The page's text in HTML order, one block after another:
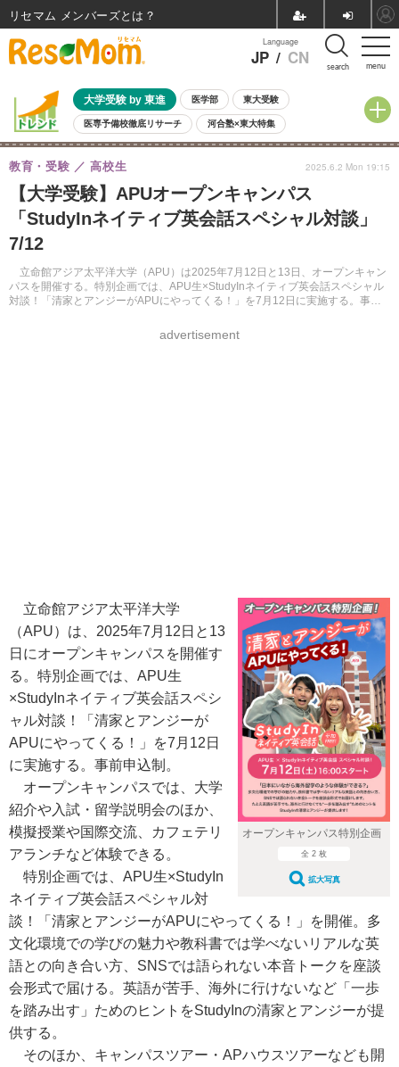
menu
Language
JP / CN search
大学受験 by 東進 医学部 東大受験
医専予備校徹底リサーチ 河合塾×東大特集
親子で考える大学選び 高校受験 中学受験 小学校受験
共通テスト 夏休み
8月開催イベント・WS 全国公立高校 過去問 人気記事
自由研究教材（小学生向け） 自由研究教材（中学生向け） ランキング
【大学受験】APUオープンキャンパス
「StudyInネイティブ英会話スペシャル対談」
7/12
立命館アジア太平洋大学（APU）は2025年7月12日と13日、オープンキャン
パスを開催する。特別企画では、APU生×StudyInネイティブ英会話スペシャル
対談！「清家とアンジーがAPUにやってくる！」を7月12日に実施する。事前
教育・受験 高校生
advertisement
2025.6.2 Mon 19:15
オープンキャンパス特別企画
全 2 枚
拡大写真
立命館アジア太平洋大学
（APU）は、2025年7月12日と13
日にオープンキャンパスを開催す
る。特別企画では、APU生
×StudyInネイティブ英会話スペシ
ャル対談！「清家とアンジーが
APUにやってくる！」を7月12日
に実施する。事前申込制。
オープンキャンパスでは、大学
紹介や入試・留学説明会のほか、
模擬授業や国際交流、カフェテリ
アランチなど体験できる。
特別企画では、APU生×StudyIn
ネイティブ英会話スペシャル対
談！「清家とアンジーがAPUにやってくる！」を開催。多
文化環境での学びの魅力や教科書では学べないリアルな英
語との向き合い方、SNSでは語られない本音トークを座談
会形式で届ける。英語が苦手、海外に行けないなど「一歩
を踏み出す」ためのヒントをStudyInの清家とアンジーが提
供する。
そのほか、キャンパスツアー・APハウスツアーなども開
リセマム メンバーズ